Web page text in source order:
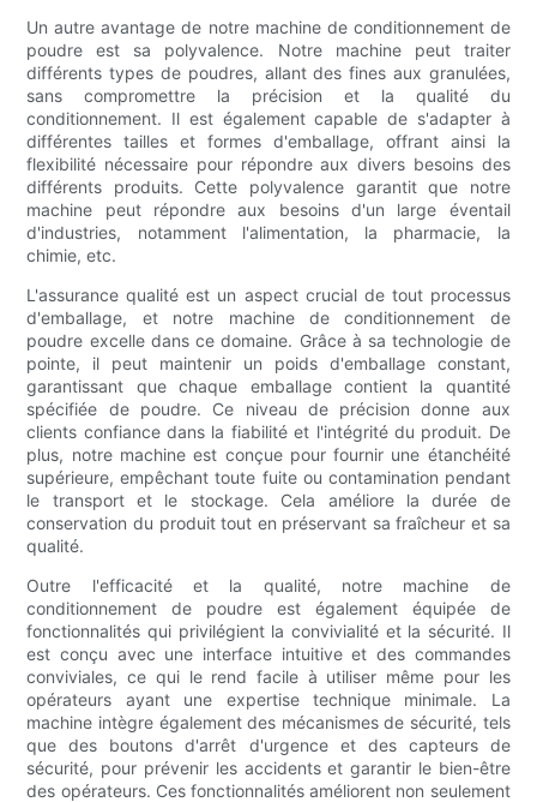
Un autre avantage de notre machine de conditionnement de
poudre est sa polyvalence. Notre machine peut traiter
différents types de poudres, allant des fines aux granulées,
sans compromettre la précision et la qualité du
conditionnement. Il est également capable de s'adapter à
différentes tailles et formes d'emballage, offrant ainsi la
flexibilité nécessaire pour répondre aux divers besoins des
différents produits. Cette polyvalence garantit que notre
machine peut répondre aux besoins d'un large éventail
d'industries, notamment l'alimentation, la pharmacie, la
chimie, etc.
L'assurance qualité est un aspect crucial de tout processus
d'emballage, et notre machine de conditionnement de
poudre excelle dans ce domaine. Grâce à sa technologie de
pointe, il peut maintenir un poids d'emballage constant,
garantissant que chaque emballage contient la quantité
spécifiée de poudre. Ce niveau de précision donne aux
clients confiance dans la fiabilité et l'intégrité du produit. De
plus, notre machine est conçue pour fournir une étanchéité
supérieure, empêchant toute fuite ou contamination pendant
le transport et le stockage. Cela améliore la durée de
conservation du produit tout en préservant sa fraîcheur et sa
qualité.
Outre l'efficacité et la qualité, notre machine de
conditionnement de poudre est également équipée de
fonctionnalités qui privilégient la convivialité et la sécurité. Il
est conçu avec une interface intuitive et des commandes
conviviales, ce qui le rend facile à utiliser même pour les
opérateurs ayant une expertise technique minimale. La
machine intègre également des mécanismes de sécurité, tels
que des boutons d'arrêt d'urgence et des capteurs de
sécurité, pour prévenir les accidents et garantir le bien-être
des opérateurs. Ces fonctionnalités améliorent non seulement